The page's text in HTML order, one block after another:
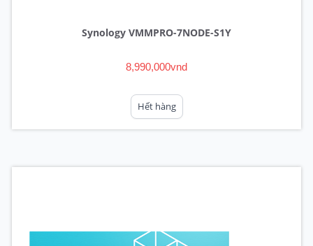
Synology VMMPRO-7NODE-S1Y
8,990,000vnd
Hết hàng